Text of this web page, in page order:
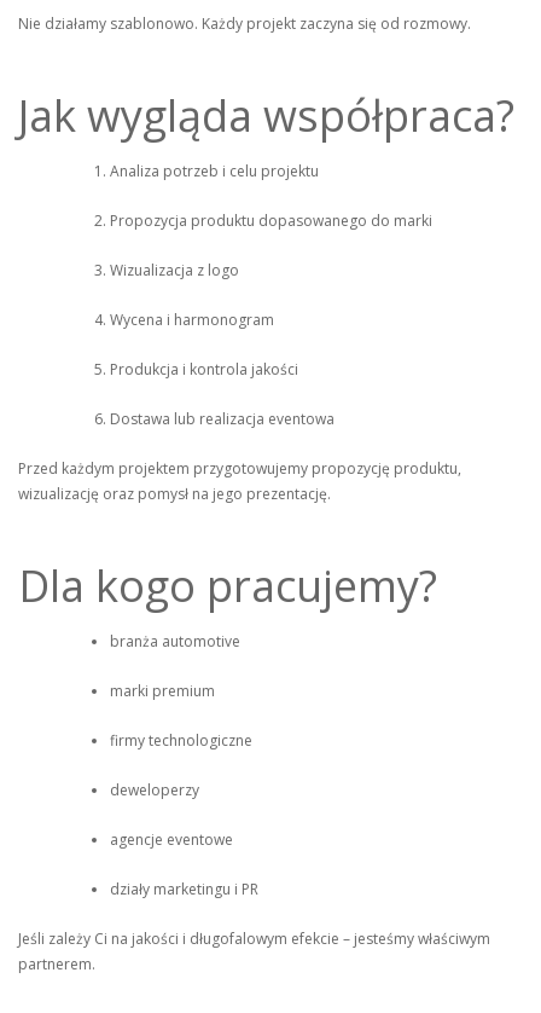
Nie działamy szablonowo. Każdy projekt zaczyna się od rozmowy.
Jak wygląda współpraca?
Analiza potrzeb i celu projektu
Propozycja produktu dopasowanego do marki
Wizualizacja z logo
Wycena i harmonogram
Produkcja i kontrola jakości
Dostawa lub realizacja eventowa
Przed każdym projektem przygotowujemy propozycję produktu,
wizualizację oraz pomysł na jego prezentację.
Dla kogo pracujemy?
branża automotive
marki premium
firmy technologiczne
deweloperzy
agencje eventowe
działy marketingu i PR
Jeśli zależy Ci na jakości i długofalowym efekcie – jesteśmy właściwym
partnerem.